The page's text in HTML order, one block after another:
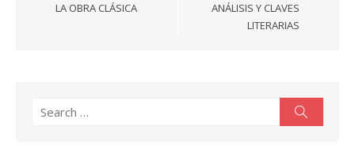
LA OBRA CLÁSICA
ANÁLISIS Y CLAVES
LITERARIAS
Search